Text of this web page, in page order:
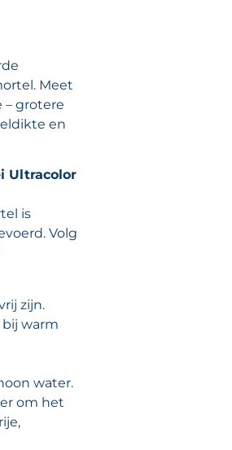
Meet
– grotere
en
Ultracolor
is
Volg
zijn.
warm
water.
om het